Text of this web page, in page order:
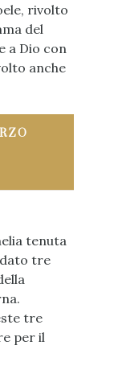
rivolto
del
a Dio con
anche
tenuta
tre
tre
per il